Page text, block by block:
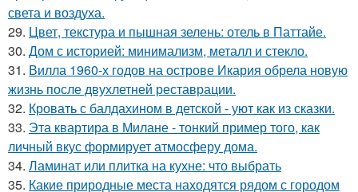
света и воздуха.
29. Цвет, текстура и пышная зелень: отель в Паттайе.
30. Дом с историей: минимализм, металл и стекло.
31. Вилла 1960-х годов на острове Икария обрела новую
жизнь после двухлетней реставрации.
32. Кровать с балдахином в детской - уют как из сказки.
33. Эта квартира в Милане - тонкий пример того, как
личный вкус формирует атмосферу дома.
34. Ламинат или плитка на кухне: что выбрать
35. Какие природные места находятся рядом с городом